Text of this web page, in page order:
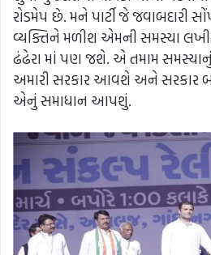
રોડમેપ છે. મને પાર્ટી જે
વ્યક્તિને મળીશ એમની સમસ્યા
ઢંઢેરા માં પણ જશે. એ તમામ સમસ્યાનું
અમારી સરકાર આવશે અને સરકાર
એનું સમાધાન આપશું.